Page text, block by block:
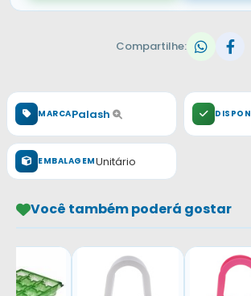
Compartilhe:
MARCAPalash
EMBALAGEMUnitário
Você também poderá gostar